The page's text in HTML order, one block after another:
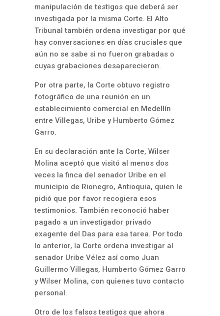
manipulación de testigos que deberá ser
investigada por la misma Corte. El Alto
Tribunal también ordena investigar por qué
hay conversaciones en días cruciales que
aún no se sabe si no fueron grabadas o
cuyas grabaciones desaparecieron.
Por otra parte, la Corte obtuvo registro
fotográfico de una reunión en un
establecimiento comercial en Medellín
entre Villegas, Uribe y Humberto Gómez
Garro.
En su declaración ante la Corte, Wilser
Molina aceptó que visitó al menos dos
veces la finca del senador Uribe en el
municipio de Rionegro, Antioquia, quien le
pidió que por favor recogiera esos
testimonios. También reconoció haber
pagado a un investigador privado
exagente del Das para esa tarea. Por todo
lo anterior, la Corte ordena investigar al
senador Uribe Vélez así como Juan
Guillermo Villegas, Humberto Gómez Garro
y Wilser Molina, con quienes tuvo contacto
personal.
Otro de los falsos testigos que ahora